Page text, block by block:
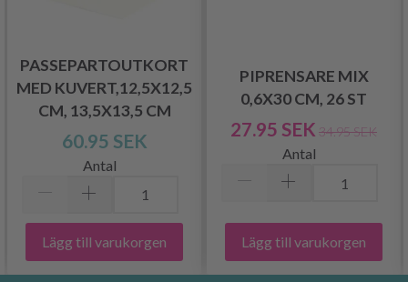
PASSEPARTOUTKORT
MED KUVERT,12,5X12,5
CM, 13,5X13,5 CM
60.95 SEK
Antal
Lägg till varukorgen
PIPRENSARE MIX
0,6X30 CM, 26 ST
27.95 SEK 34.95 SEK
Antal
Lägg till varukorgen